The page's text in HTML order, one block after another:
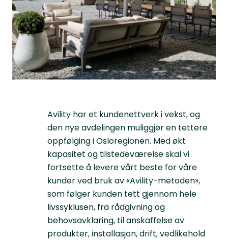
Avility har et kundenettverk i vekst, og
den nye avdelingen muliggjør en tettere
oppfølging i Osloregionen. Med økt
kapasitet og tilstedeværelse skal vi
fortsette å levere vårt beste for våre
kunder ved bruk av «Avility-metoden»,
som følger kunden tett gjennom hele
livssyklusen, fra rådgivning og
behovsavklaring, til anskaffelse av
produkter, installasjon, drift, vedlikehold